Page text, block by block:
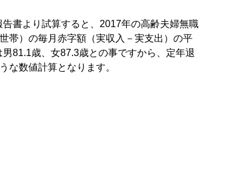
書より試算すると、2017年の高齢夫婦無職
帯）の毎月赤字額（実収入－実支出）の平
81.1歳、女87.3歳との事ですから、定年退
な数値計算となります。